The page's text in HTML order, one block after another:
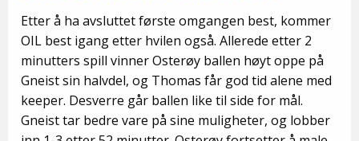
Etter å ha avsluttet første omgangen best, kommer
OIL best igang etter hvilen også. Allerede etter 2
minutters spill vinner Osterøy ballen høyt oppe på
Gneist sin halvdel, og Thomas får god tid alene med
keeper. Desverre går ballen like til side for mål.
Gneist tar bedre vare på sine muligheter, og lobber